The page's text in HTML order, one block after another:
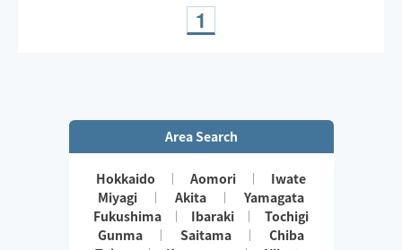
ただけるように心を込めて施術いたします♪
1
Area Search
Hokkaido Aomori
Iwate
Miyagi
Akita
Yamagata
Fukushima
Ibaraki
Tochigi
Gunma
Saitama
Chiba